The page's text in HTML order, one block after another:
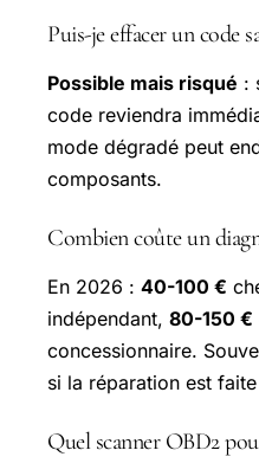
Puis-je effacer un code
Possible mais risqué :
code reviendra
mode dégradé peut
composants.
Combien coûte un
En 2026 : 40-100 €
indépendant, 80-150 €
concessionnaire.
si la réparation est
Quel scanner OBD2